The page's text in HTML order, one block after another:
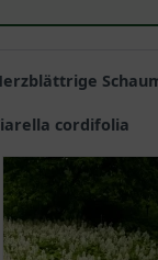
violett(1
Herzblättrige
Tiarella cordifolia